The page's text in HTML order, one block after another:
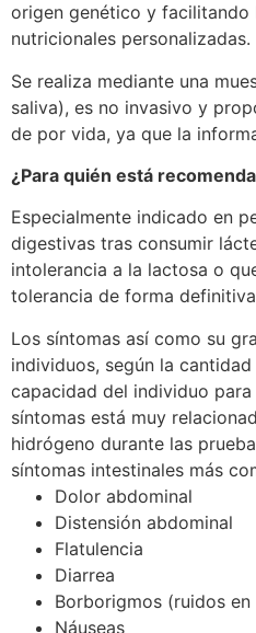
origen genético y facilitando
nutricionales personalizadas.
Se realiza mediante una
saliva), es no invasivo y
de por vida, ya que la
¿Para quién está
Especialmente indicado en
digestivas tras consumir
intolerancia a la lactosa o
tolerancia de forma
Los síntomas así como su
individuos, según la
capacidad del individuo
síntomas está muy
hidrógeno durante las
síntomas intestinales más
Dolor abdominal
Distensión abdominal
Flatulencia
Diarrea
Borborigmos (ruidos en
Náuseas